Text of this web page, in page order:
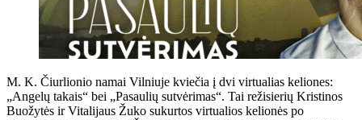
M. K. Čiurlionio namai Vilniuje kviečia į dvi virtualias keliones:
„Angelų takais“ bei „Pasaulių sutvėrimas“. Tai režisierių Kristinos
Buožytės ir Vitalijaus Žuko sukurtos virtualios kelionės po